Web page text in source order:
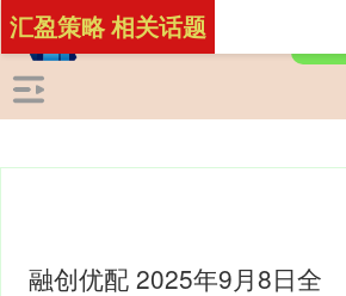
汇盈策略 相关话题
融创优配 2025年9月8日全